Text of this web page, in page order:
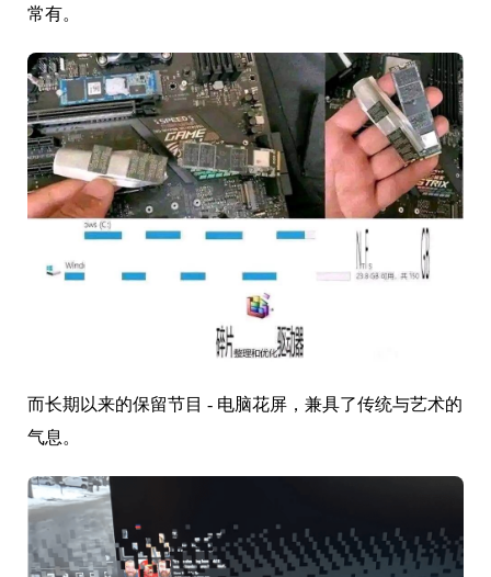
常有。
而长期以来的保留节目 - 电脑花屏，兼具了传统与艺术的
气息。